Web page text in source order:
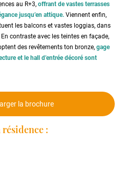
au R+3, offrant de vastes terrasses
jusqu’en attique. Viennent enfin,
les balcons et vastes loggias, dans
contraste avec les teintes en façade,
des revêtements ton bronze, gage
et le hall d’entrée décoré sont
la brochure
: